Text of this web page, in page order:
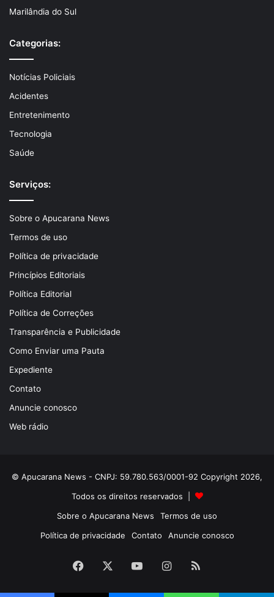
Marilândia do Sul
Categorias:
Notícias Policiais
Acidentes
Entretenimento
Tecnologia
Saúde
Serviços:
Sobre o Apucarana News
Termos de uso
Política de privacidade
Princípios Editoriais
Política Editorial
Política de Correções
Transparência e Publicidade
Como Enviar uma Pauta
Expediente
Contato
Anuncie conosco
Web rádio
© Apucarana News - CNPJ: 59.780.563/0001-92 Copyright 2026,
Todos os direitos reservados |
Sobre o Apucarana News
Termos de uso
Política de privacidade
Contato Anuncie conosco
Facebook YouTubeInstagram
RSS